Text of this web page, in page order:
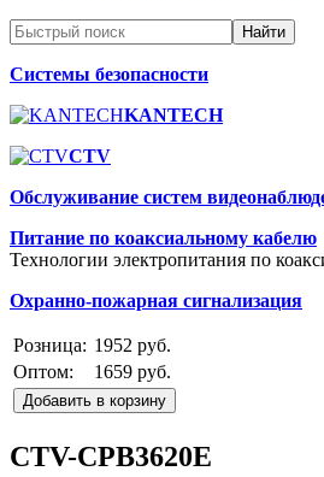
Системы безопасности
KANTECH
CTV
Обслуживание систем
Питание по коаксиальному кабелю
Технологии электропитания по
Охранно-пожарная сигнализация
Розница: 1952 руб.
Оптом:
1659 руб.
Добавить в корзину
CTV-CPB3620E